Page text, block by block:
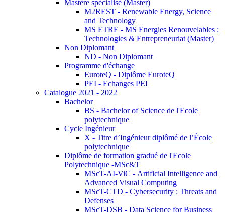
Mastère spécialisé (Master)
M2REST - Renewable Energy, Science
and Technology
MS ETRE - MS Energies Renouvelables :
Technologies & Entrepreneuriat (Master)
Non Diplomant
ND - Non Diplomant
Programme d'échange
EuroteQ - Diplôme EuroteQ
PEI - Echanges PEI
Catalogue 2021 - 2022
Bachelor
BS - Bachelor of Science de l'Ecole
polytechnique
Cycle Ingénieur
X - Titre d’Ingénieur diplômé de l’École
polytechnique
Diplôme de formation gradué de l'Ecole
Polytechnique -MSc&T
MScT-AI-ViC - Artificial Intelligence and
Advanced Visual Computing
MScT-CTD - Cybersecurity : Threats and
Defenses
MScT-DSB - Data Science for Business